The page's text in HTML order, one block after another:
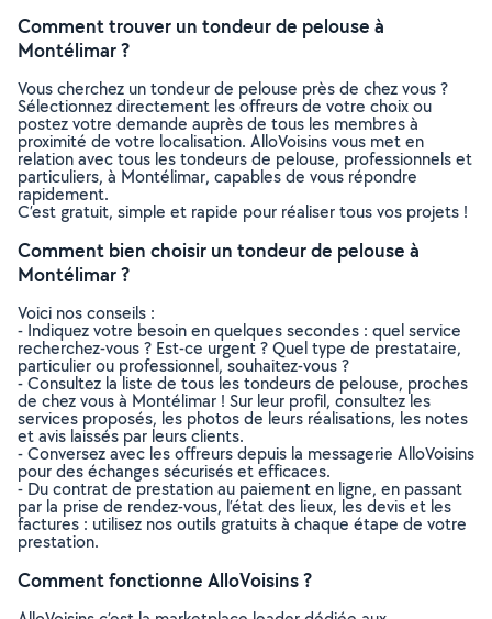
Comment trouver un tondeur de pelouse à
Montélimar ?
Vous cherchez un tondeur de pelouse près de chez vous ?
Sélectionnez directement les offreurs de votre choix ou
postez votre demande auprès de tous les membres à
proximité de votre localisation. AlloVoisins vous met en
relation avec tous les tondeurs de pelouse, professionnels et
particuliers, à Montélimar, capables de vous répondre
rapidement.
C’est gratuit, simple et rapide pour réaliser tous vos projets !
Comment bien choisir un tondeur de pelouse à
Montélimar ?
Voici nos conseils :
- Indiquez votre besoin en quelques secondes : quel service
recherchez-vous ? Est-ce urgent ? Quel type de prestataire,
particulier ou professionnel, souhaitez-vous ?
- Consultez la liste de tous les tondeurs de pelouse, proches
de chez vous à Montélimar ! Sur leur profil, consultez les
services proposés, les photos de leurs réalisations, les notes
et avis laissés par leurs clients.
- Conversez avec les offreurs depuis la messagerie AlloVoisins
pour des échanges sécurisés et efficaces.
- Du contrat de prestation au paiement en ligne, en passant
par la prise de rendez-vous, l’état des lieux, les devis et les
factures : utilisez nos outils gratuits à chaque étape de votre
prestation.
Comment fonctionne AlloVoisins ?